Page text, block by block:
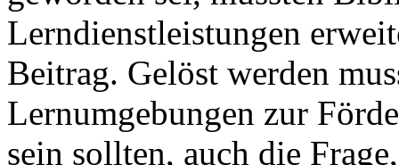
Lerndienstleistungen
Beitrag. Gelöst werden
Lernumgebungen zur
sein sollten, auch die